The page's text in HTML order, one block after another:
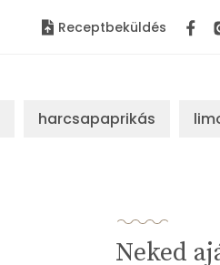
Receptbeküldés
harcsapaprikás
Neked